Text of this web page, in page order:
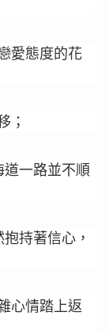
愛態度的花
；
一路並不順
持著信心，
心情踏上返